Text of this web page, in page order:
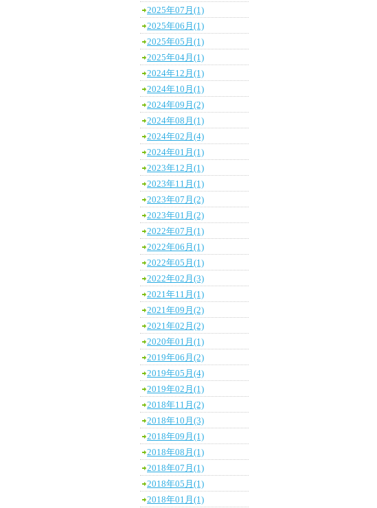
2025年07月(1)
2025年06月(1)
2025年05月(1)
2025年04月(1)
2024年12月(1)
2024年10月(1)
2024年09月(2)
2024年08月(1)
2024年02月(4)
2024年01月(1)
2023年12月(1)
2023年11月(1)
2023年07月(2)
2023年01月(2)
2022年07月(1)
2022年06月(1)
2022年05月(1)
2022年02月(3)
2021年11月(1)
2021年09月(2)
2021年02月(2)
2020年01月(1)
2019年06月(2)
2019年05月(4)
2019年02月(1)
2018年11月(2)
2018年10月(3)
2018年09月(1)
2018年08月(1)
2018年07月(1)
2018年05月(1)
2018年01月(1)